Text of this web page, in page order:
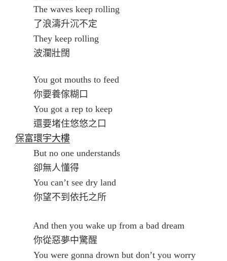
The waves keep rolling
了浪濤升沉不定
They keep rolling
波瀾壯闊
You got mouths to feed
你要養傢糊口
You got a rep to keep
還要堵住悠悠之口
保富環宇大樓
But no one understands
卻無人懂得
You can’t see dry land
你望不到依托之所
And then you wake up from a bad dream
你從惡夢中驚醒
You were gonna drown but don’t you worry